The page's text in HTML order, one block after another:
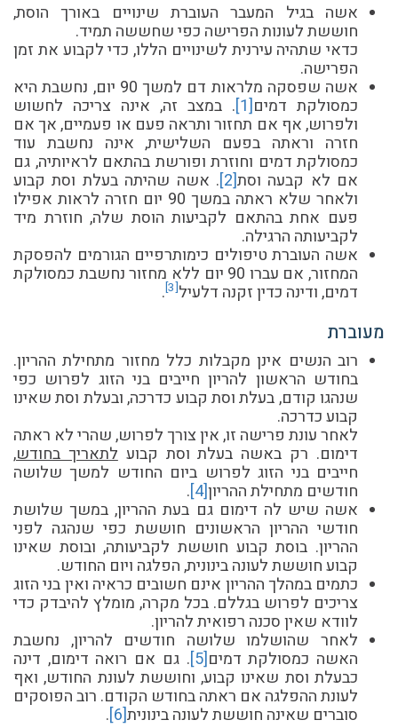
אשה בגיל המעבר העוברת שינויים באורך הוסת,
חוששת לעונות הפרישה כפי שחששה תמיד.
כדאי שתהיה עירנית לשינויים הללו, כדי לקבוע את זמן
הפרישה.
אשה שפסקה מלראות דם למשך 90 יום, נחשבת היא
כמסולקת דמים[
1] . במצב זה, אינה צריכה לחשוש
ולפרוש, אף אם תחזור ותראה פעם או פעמיים, אך אם
חזרה וראתה בפעם השלישית, אינה נחשבת עוד
כמסולקת דמים וחוזרת ופורשת בהתאם לראיותיה, גם
אם לא קבעה וסת[2] . אשה שהיתה בעלת וסת קבוע
ולאחר שלא ראתה במשך 90 יום חזרה לראות אפילו
פעם אחת בהתאם לקביעות הוסת שלה, חוזרת מיד
לקביעותה הרגילה.
אשה העוברת טיפולים כימותרפיים הגורמים להפסקת
המחזור, אם עברו 90 יום ללא מחזור נחשבת כמסולקת
דמים, ודינה כדין זקנה דלעיל[3]
.
מעוברת
רוב הנשים אינן מקבלות כלל מחזור מתחילת ההריון.
בחודש הראשון להריון חייבים בני הזוג לפרוש כפי
שנהגו קודם, בעלת וסת קבוע כדרכה, ובעלת וסת שאינו
קבוע כדרכה.
לאחר עונת פרישה זו, אין צורך לפרוש, שהרי לא ראתה
דימום. רק באשה בעלת וסת קבועלתאריך בחודש,
חייבים בני הזוג לפרוש ביום החודש למשך שלושה
חודשים מתחילת ההריון[4]
.
אשה שיש לה דימום גם בעת ההריון, במשך שלושת
חודשי ההריון הראשונים חוששת כפי שנהגה לפני
ההריון. בוסת קבוע חוששת לקביעותה, ובוסת שאינו
קבוע חוששת לעונה בינונית, הפלגה ויום החודש.
כתמים במהלך ההריון אינם חשובים כראיה ואין בני הזוג
צריכים לפרוש בגללם. בכל מקרה, מומלץ להיבדק כדי
לוודא שאין סכנה רפואית להריון.
לאחר שהושלמו שלושה חודשים להריון, נחשבת
האשה כמסולקת דמים[5
]. גם אם רואה דימום, דינה
כבעלת וסת שאינו קבוע, וחוששת לעונת החודש, ואף
לעונת ההפלגה אם ראתה בחודש הקודם. רוב הפוסקים
סוברים שאינה חוששת לעונה בינונית[6]
.